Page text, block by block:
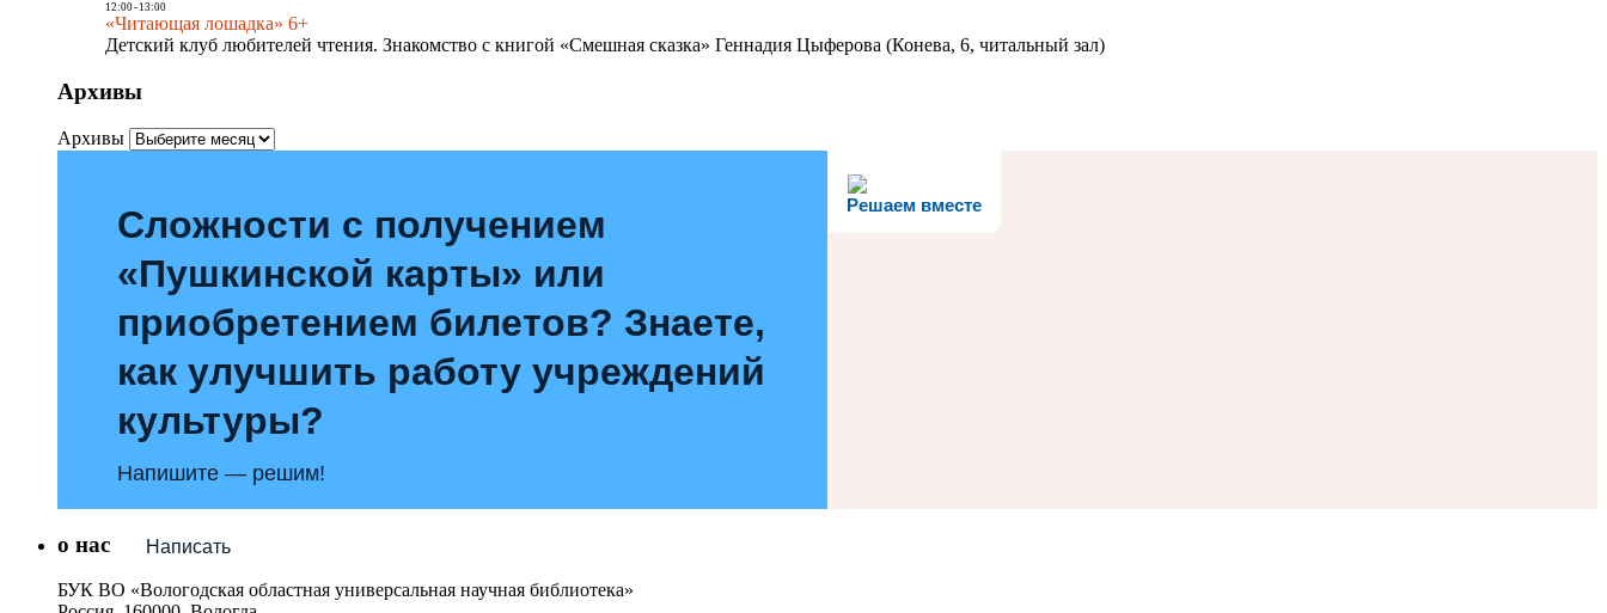
12:00- 13:00
«Читающая лошадка» 6+
Детский клуб любителей чтения. Знакомство с книгой «Смешная сказка» Геннадия Цыферова (Конева, 6, читальный зал)
Архивы
Архивы
Решаем вместе
Сложности с получением
«Пушкинской карты» или
приобретением билетов? Знаете,
как улучшить работу учреждений
культуры?
Напишите — решим!
Написать
о нас
БУК ВО «Вологодская областная универсальная научная библиотека»